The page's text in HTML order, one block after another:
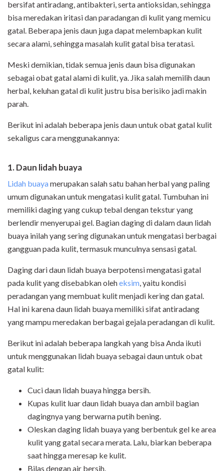
bersifat antiradang, antibakteri, serta antioksidan, sehingga
bisa meredakan iritasi dan paradangan di kulit yang memicu
gatal. Beberapa jenis daun juga dapat melembapkan kulit
secara alami, sehingga masalah kulit gatal bisa teratasi.
Meski demikian, tidak semua jenis daun bisa digunakan
sebagai obat gatal alami di kulit, ya. Jika salah memilih daun
herbal, keluhan gatal di kulit justru bisa berisiko jadi makin
parah.
Berikut ini adalah beberapa jenis daun untuk obat gatal kulit
sekaligus cara menggunakannya:
1. Daun lidah buaya
Lidah buayamerupakan salah satu bahan herbal yang paling
umum digunakan untuk mengatasi kulit gatal. Tumbuhan ini
memiliki daging yang cukup tebal dengan tekstur yang
berlendir menyerupai gel. Bagian daging di dalam daun lidah
buaya inilah yang sering digunakan untuk mengatasi berbagai
gangguan pada kulit, termasuk munculnya sensasi gatal.
Daging dari daun lidah buaya berpotensi mengatasi gatal
pada kulit yang disebabkan oleheksim , yaitu kondisi
peradangan yang membuat kulit menjadi kering dan gatal.
Hal ini karena daun lidah buaya memiliki sifat antiradang
yang mampu meredakan berbagai gejala peradangan di kulit.
Berikut ini adalah beberapa langkah yang bisa Anda ikuti
untuk menggunakan lidah buaya sebagai daun untuk obat
gatal kulit:
Cuci daun lidah buaya hingga bersih.
Kupas kulit luar daun lidah buaya dan ambil bagian
dagingnya yang berwarna putih bening.
Oleskan daging lidah buaya yang berbentuk gel ke area
kulit yang gatal secara merata. Lalu, biarkan beberapa
saat hingga meresap ke kulit.
Bilas dengan air bersih.